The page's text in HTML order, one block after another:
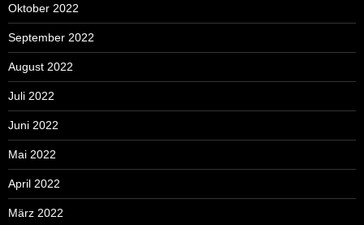
Oktober 2022
September 2022
August 2022
Juli 2022
Juni 2022
Mai 2022
April 2022
März 2022